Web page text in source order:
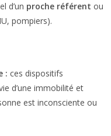
d’un proche référent ou
pompiers).
: ces dispositifs
d’une immobilité et
est inconsciente ou